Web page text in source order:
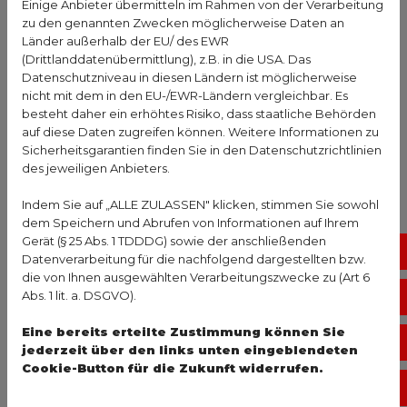
Einstichstelle bleiben. So haben die Abwehrzellen
mehr Zeit, sich mit dem Impfstoff
auseinanderzusetzen.
Ohne diese Verstärker wäre die Schutzwirkung zu
gering. Zusätzlich werden geringe Mengen an
Stabilisatoren eingesetzt, damit der Impfstoff beim
Transport oder bei der Lagerung seine Struktur
Typische 6-fach-Impfung
Nebenwirkungen
Nach der Gabe des
Fällen harmlos. Sie zeigen lediglich, dass das
Immunsystem aktiv mit den Inhaltsstoffen arbeitet.
Einige Anbieter übermitteln im Rahmen von der Verarbeitung
zu den genannten Zwecken möglicherweise Daten an
Länder außerhalb der EU/ des EWR
(Drittlanddatenübermittlung), z.B. in die USA. Das
Datenschutzniveau in diesen Ländern ist möglicherweise
nicht mit dem in den EU-/EWR-Ländern vergleichbar. Es
besteht daher ein erhöhtes Risiko, dass staatliche Behörden
auf diese Daten zugreifen können. Weitere Informationen zu
Sicherheitsgarantien finden Sie in den Datenschutzrichtlinien
des jeweiligen Anbieters.
Indem Sie auf „ALLE ZULASSEN" klicken, stimmen Sie sowohl
dem Speichern und Abrufen von Informationen auf Ihrem
Gerät (§ 25 Abs. 1 TDDDG) sowie der anschließenden
Datenverarbeitung für die nachfolgend dargestellten bzw.
die von Ihnen ausgewählten Verarbeitungszwecke zu (Art 6
Abs. 1 lit. a. DSGVO).
Eine bereits erteilte Zustimmung können Sie
jederzeit über den links unten eingeblendeten
Cookie-Button für die Zukunft widerrufen.